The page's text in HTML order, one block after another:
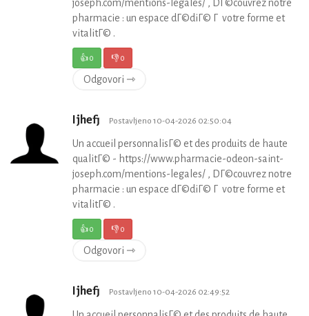
joseph.com/mentions-legales/ , DГ©couvrez notre
pharmacie : un espace dГ©diГ© Г votre forme et
vitalitГ© .
👍0 👎0
Odgovori ⇾
Ijhefj Postavljeno 10-04-2026 02:50:04
Un accueil personnalisГ© et des produits de haute
qualitГ© - https://www.pharmacie-odeon-saint-
joseph.com/mentions-legales/ , DГ©couvrez notre
pharmacie : un espace dГ©diГ© Г votre forme et
vitalitГ© .
👍0 👎0
Odgovori ⇾
Ijhefj Postavljeno 10-04-2026 02:49:52